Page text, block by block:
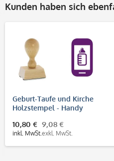
Kunden haben sich
Geburt-Taufe und Kirche
Holzstempel - Handy
10,80 €
inkl. MwSt.
9,08 €
exkl. MwSt.